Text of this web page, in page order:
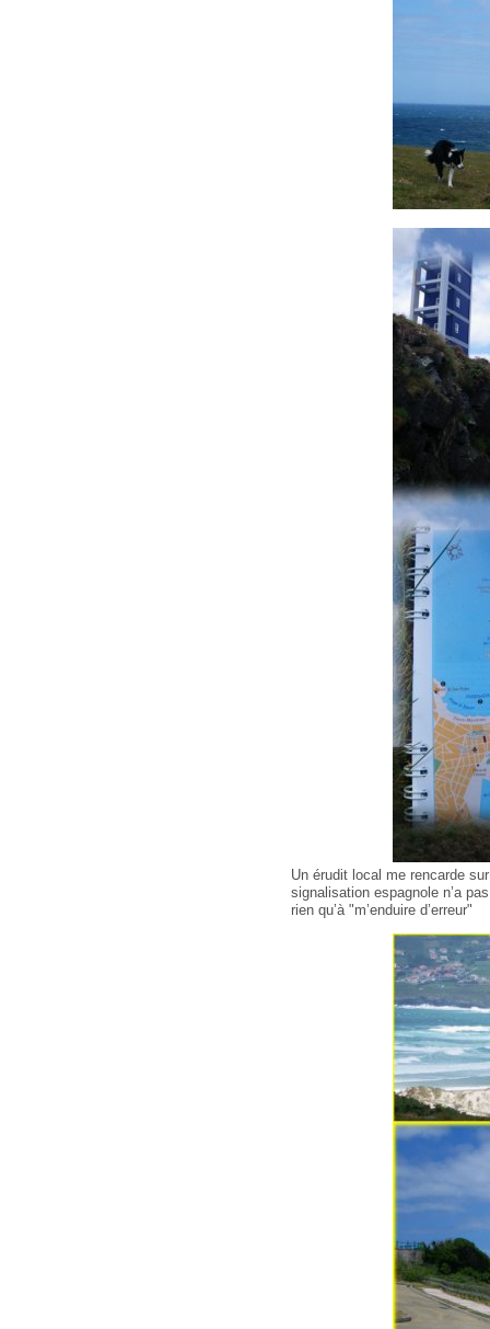
Un érudit local me rencarde
signalisation espagnole n’a
rien qu’à "m’enduire d’erreur"